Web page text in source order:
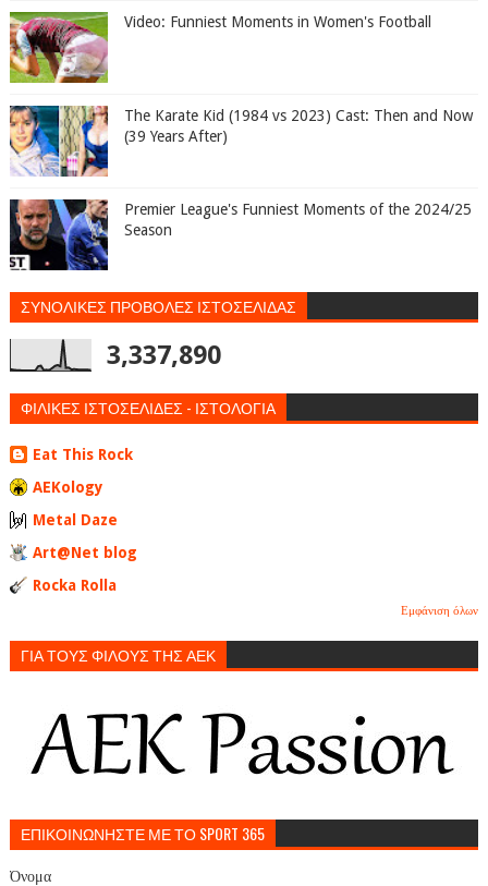
Video: Funniest Moments in Women's Football
The Karate Kid (1984 vs 2023) Cast: Then and Now
(39 Years After)
Premier League's Funniest Moments of the 2024/25
Season
ΣΥΝΟΛΙΚΕΣ ΠΡΟΒΟΛΕΣ ΙΣΤΟΣΕΛΙΔΑΣ
3,337,890
ΦΙΛΙΚΕΣ ΙΣΤΟΣΕΛΙΔΕΣ - ΙΣΤΟΛΟΓΙΑ
Eat This Rock
AEKology
Metal Daze
Art@Net blog
Rocka Rolla
Εμφάνιση όλων
ΓΙΑ ΤΟΥΣ ΦΙΛΟΥΣ ΤΗΣ ΑΕΚ
ΕΠΙΚΟΙΝΩΝΗΣΤΕ ΜΕ ΤΟ SPORT 365
Όνομα